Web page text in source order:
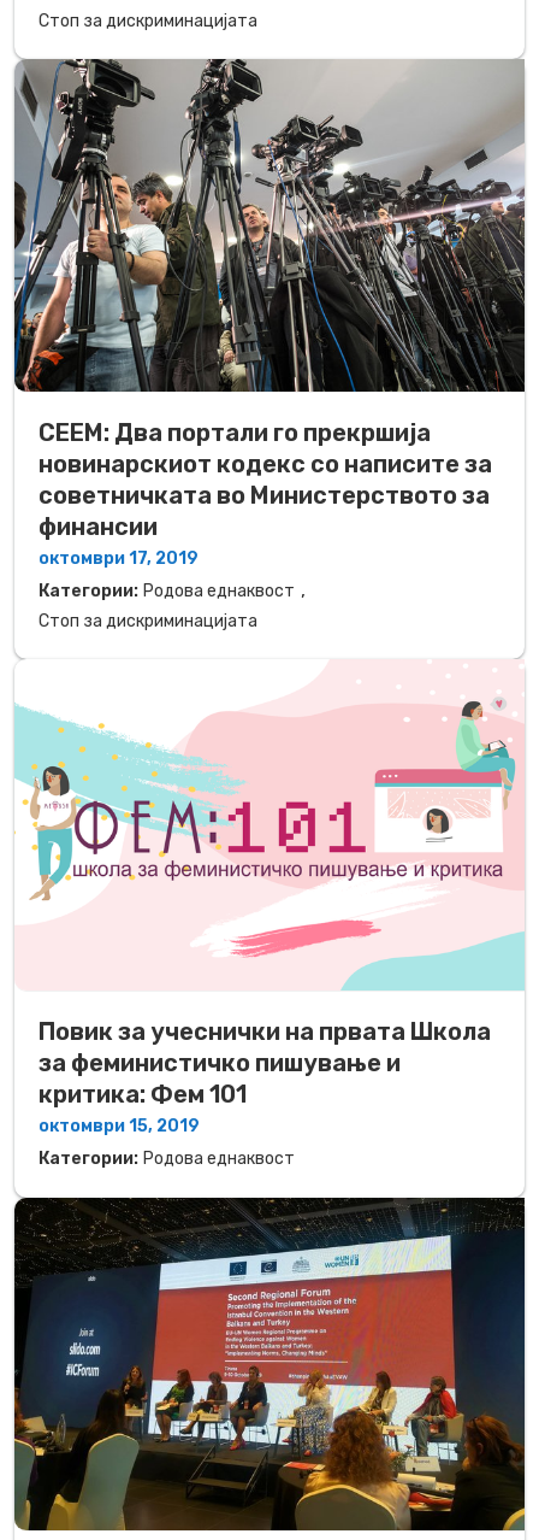
Стоп за дискриминацијата
СЕЕМ: Два портали го прекршија
новинарскиот кодекс со написите за
советничката во Министерството за
финансии
октомври 17, 2019
Категории: Родова еднаквост ,
Стоп за дискриминацијата
Повик за учеснички на првата Школа
за феминистичко пишување и
критика: Фем 101
октомври 15, 2019
Категории: Родова еднаквост